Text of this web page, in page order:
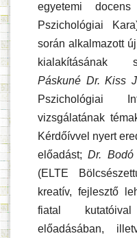
egyetemi
Pszichológiai
során alkalmazott
kialakításának
Páskuné Dr. Kiss
Pszichológiai
vizsgálatának
Kérdőívvel nyert
előadást;Dr. Bodó
(ELTE
kreatív, fejlesztő
fiatal
előadásában,